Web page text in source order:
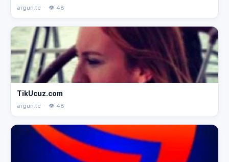
argun.tc · 👁 48
TikUcuz.com
argun.tc · 👁 48